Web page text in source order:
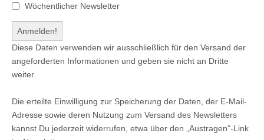
Wöchentlicher Newsletter
Diese Daten verwenden wir ausschließlich für den Versand der
angeforderten Informationen und geben sie nicht an Dritte
weiter.
Die erteilte Einwilligung zur Speicherung der Daten, der E-Mail-
Adresse sowie deren Nutzung zum Versand des Newsletters
kannst Du jederzeit widerrufen, etwa über den „Austragen“-Link